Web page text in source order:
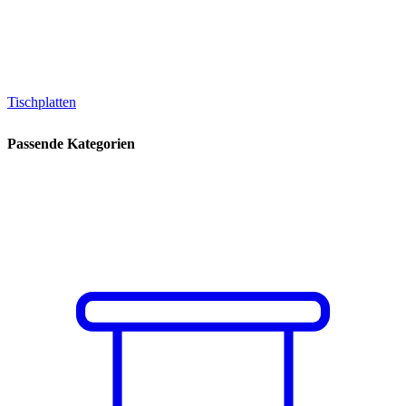
Tischplatten
Passende Kategorien